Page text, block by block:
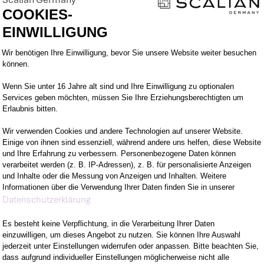
andere zu inspirieren und zu motivieren.
VORHABEN
KANNST
WOMIT DU
WER WIR SIND
COOKIES-
EINWILLIGUNG
Einwilligungsmanagementplattform:
Wir benötigen Ihre Einwilligung, bevor Sie unsere Website weiter besuchen
können.
Wenn Sie unter 16 Jahre alt sind und Ihre Einwilligung zu optionalen
Services geben möchten, müssen Sie Ihre Erziehungsberechtigten um
Erlaubnis bitten.
Wir verwenden Cookies und andere Technologien auf unserer Website.
Einige von ihnen sind essenziell, während andere uns helfen, diese Website
und Ihre Erfahrung zu verbessern. Personenbezogene Daten können
verarbeitet werden (z. B. IP-Adressen), z. B. für personalisierte Anzeigen
und Inhalte oder die Messung von Anzeigen und Inhalten. Weitere
Informationen über die Verwendung Ihrer Daten finden Sie in unserer
Datenschutzerklärung
Es besteht keine Verpflichtung, in die Verarbeitung Ihrer Daten
einzuwilligen, um dieses Angebot zu nutzen. Sie können Ihre Auswahl
jederzeit unter Einstellungen widerrufen oder anpassen. Bitte beachten Sie,
dass aufgrund individueller Einstellungen möglicherweise nicht alle
Axeptio consent